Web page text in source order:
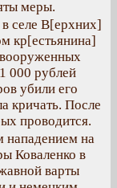
меры.
селе В[ерхних]
кр[естьянина]
000 рублей
убили его
кричать. После
проводится.
нападением на
Коваленко в
варты